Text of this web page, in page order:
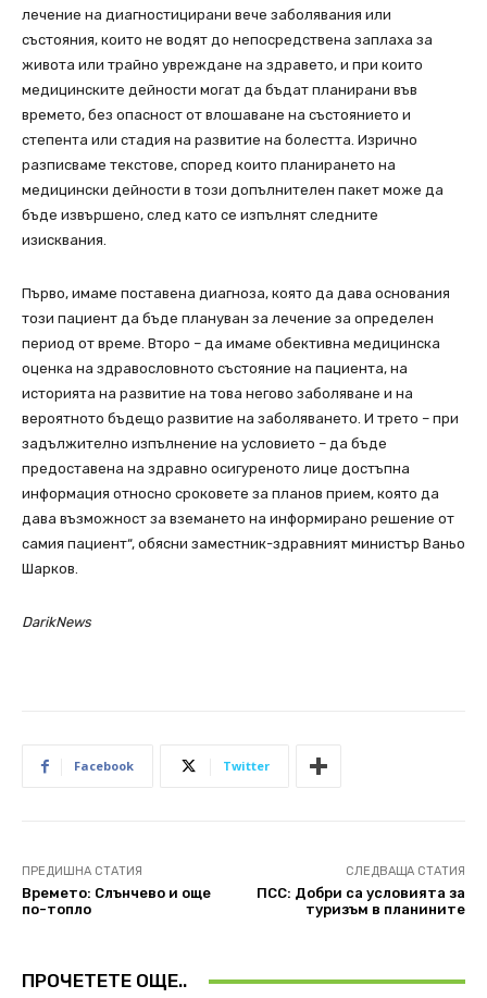
лечение на диагностицирани вече заболявания или
състояния, които не водят до непосредствена заплаха за
живота или трайно увреждане на здравето, и при които
медицинските дейности могат да бъдат планирани във
времето, без опасност от влошаване на състоянието и
степента или стадия на развитие на болестта. Изрично
разписваме текстове, според които планирането на
медицински дейности в този допълнителен пакет може да
бъде извършено, след като се изпълнят следните
изисквания.
Първо, имаме поставена диагноза, която да дава основания
този пациент да бъде плануван за лечение за определен
период от време. Второ – да имаме обективна медицинска
оценка на здравословното състояние на пациента, на
историята на развитие на това негово заболяване и на
вероятното бъдещо развитие на заболяването. И трето – при
задължително изпълнение на условието – да бъде
предоставена на здравно осигуреното лице достъпна
информация относно сроковете за планов прием, която да
дава възможност за вземането на информирано решение от
самия пациент“, обясни заместник-здравният министър Ваньо
Шарков.
DarikNews
Facebook Twitter
ПРЕДИШНА СТАТИЯ
Времето: Слънчево и oще
по-топло
СЛЕДВАЩА СТАТИЯ
ПСС: Добри са условията за
туризъм в планините
ПРОЧЕТЕТЕ ОЩЕ..